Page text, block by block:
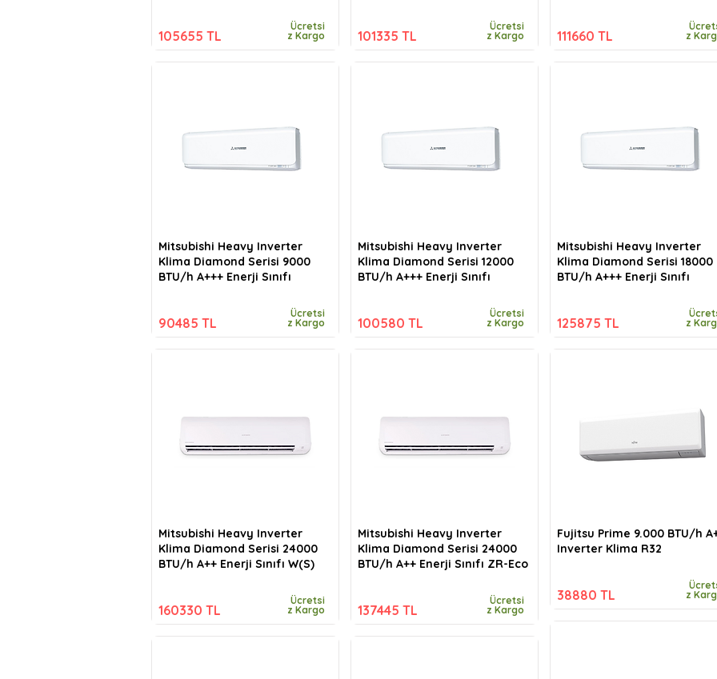
105655 TL
Ücretsi
z Kargo
Mitsubishi Heavy Inverter
Klima Diamond Serisi 9000
BTU/h A+++ Enerji Sınıfı
90485 TL
Ücretsi
z Kargo
Mitsubishi Heavy Inverter
Klima Diamond Serisi 24000
BTU/h A++ Enerji Sınıfı W(S)
160330 TL
Ücretsi
z Kargo
101335 TL
Ücretsi
z Kargo
Mitsubishi Heavy Inverter
Klima Diamond Serisi 12000
BTU/h A+++ Enerji Sınıfı
100580 TL
Ücretsi
z Kargo
Mitsubishi Heavy Inverter
Klima Diamond Serisi 24000
BTU/h A++ Enerji Sınıfı ZR-Eco
137445 TL
Ücretsi
z Kargo
111660 TL
z
Mitsubishi Heavy Inverter
Klima Diamond Serisi 18000
BTU/h A+++ Enerji Sınıfı
125875 TL
z
Fujitsu Prime 9.000 BTU/h
Inverter Klima R32
38880 TL
z